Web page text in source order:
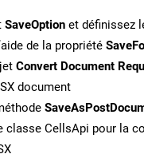
SaveOption et définissez
de la propriété
Convert Document
document
classe CellsApi pour la